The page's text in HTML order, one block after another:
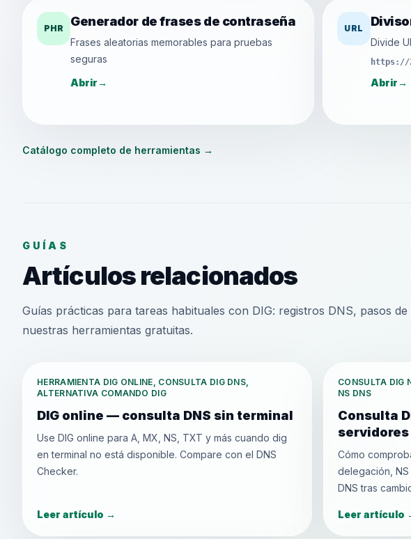
PHR Generador de frases de contraseña
Frases aleatorias memorables para pruebas
seguras
Abrir→
URL
Divide
Abrir→
Catálogo completo de herramientas →
GUÍAS
Artículos relacionados
Guías prácticas para tareas habituales con DIG: registros DNS, pasos
nuestras herramientas gratuitas.
HERRAMIENTA DIG ONLINE, CONSULTA DIG DNS,
ALTERNATIVA COMANDO DIG
DIG online — consulta DNS sin terminal
Use DIG online para A, MX, NS, TXT y más cuando dig
en terminal no está disponible. Compare con el DNS
Checker.
Leer artículo →
CONSULTA DIG
NS DNS
Consulta
Cómo
delegación,
DNS tras
Leer artículo